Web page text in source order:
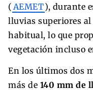
( AEMET), durante
lluvias superiores
habitual, lo que
vegetación incluso
En los últimos dos
más de 140 mm de